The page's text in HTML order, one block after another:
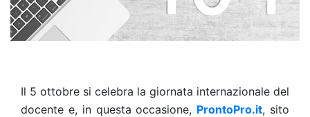
Il 5 ottobre si celebra la giornata internazionale del
docente e, in questa occasione, ProntoPro.it, sito